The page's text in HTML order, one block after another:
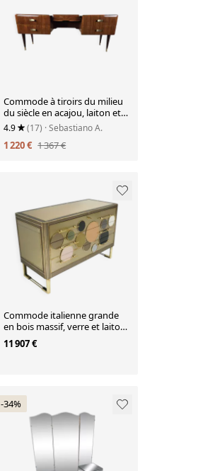
Commode à tiroirs du milieu
du siècle en acajou, laiton et
verre
4.9 (17) · Sebastiano A.
1 220 € 1 367 €
Commode italienne grande
en bois massif, verre et laiton
de style mid-century modern
11 907 €
-34%